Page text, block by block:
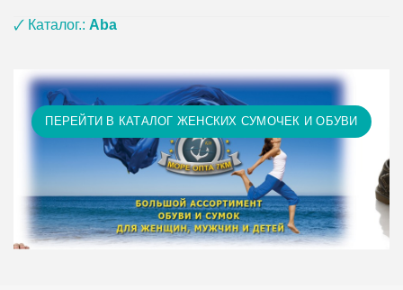
🗸 Каталог.:Aba
ПЕРЕЙТИ В КАТАЛОГ ЖЕНСКИХ СУМОЧЕК И ОБУВИ